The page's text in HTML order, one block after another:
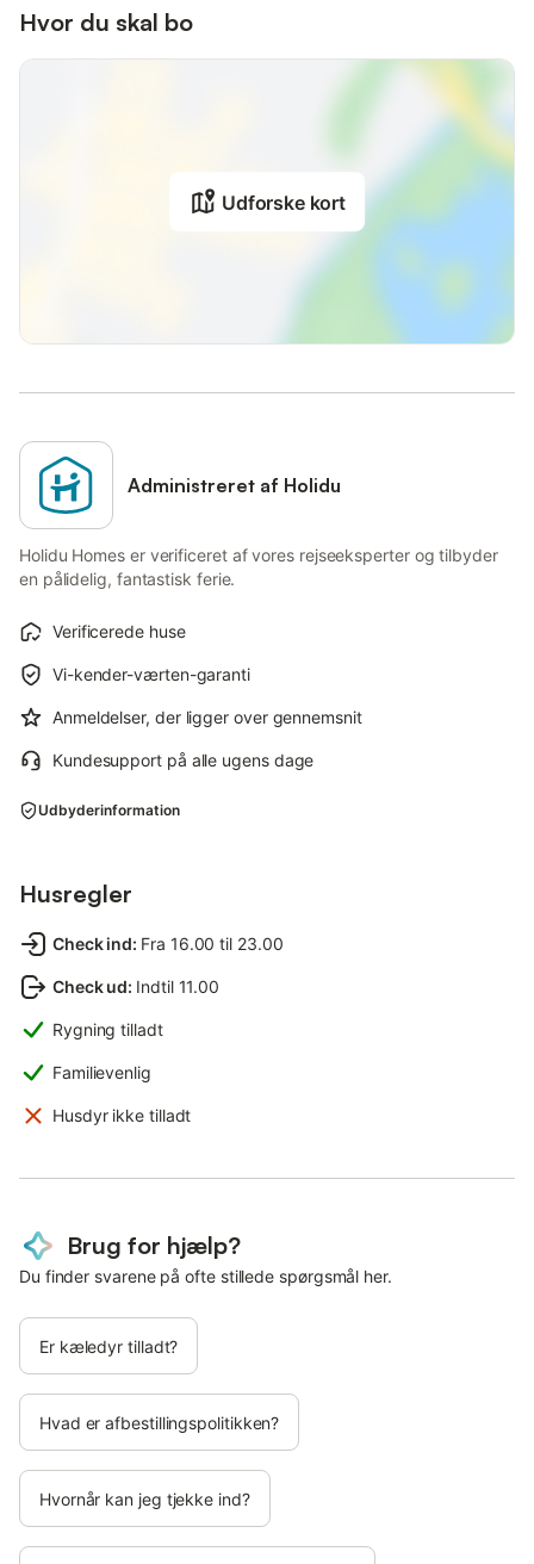
Hvor du skal bo
Udforske kort
Administreret af Holidu
Holidu Homes er verificeret af vores rejseeksperter og tilbyder
en pålidelig, fantastisk ferie.
Verificerede huse
Vi-kender-værten-garanti
Anmeldelser, der ligger over gennemsnit
Kundesupport på alle ugens dage
Udbyderinformation
Husregler
Check ind: Fra 16.00 til 23.00
Check ud: Indtil 11.00
Rygning tilladt
Familievenlig
Husdyr ikke tilladt
Brug for hjælp?
Du finder svarene på ofte stillede spørgsmål her.
Er kæledyr tilladt?
Hvad er afbestillingspolitikken?
Hvornår kan jeg tjekke ind?